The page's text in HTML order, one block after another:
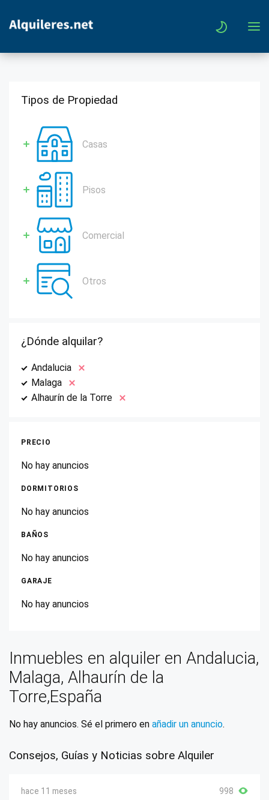
Tipos de Propiedad
Casas
Pisos
Comercial
Otros
¿Dónde alquilar?
Andalucia
Malaga
Alhaurín de la Torre
PRECIO
No hay anuncios
DORMITORIOS
No hay anuncios
BAÑOS
No hay anuncios
GARAJE
No hay anuncios
Inmuebles en alquiler en Andalucia,
Malaga, Alhaurín de la
Torre,España
No hay anuncios. Sé el primero en añadir un anuncio.
Consejos, Guías y Noticias sobre Alquiler
hace 11 meses 998